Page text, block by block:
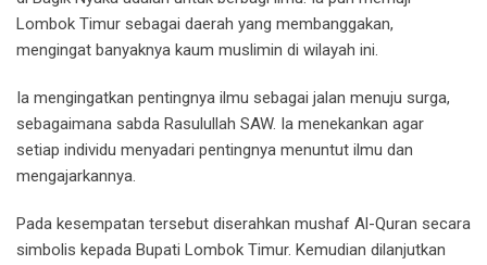
Lombok Timur sebagai daerah yang membanggakan,
mengingat banyaknya kaum muslimin di wilayah ini.
Ia mengingatkan pentingnya ilmu sebagai jalan menuju surga,
sebagaimana sabda Rasulullah SAW. Ia menekankan agar
setiap individu menyadari pentingnya menuntut ilmu dan
mengajarkannya.
Pada kesempatan tersebut diserahkan mushaf Al-Quran secara
simbolis kepada Bupati Lombok Timur. Kemudian dilanjutkan